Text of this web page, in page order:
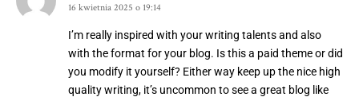
16 kwietnia 2025 o 19:14
I’m really inspired with your writing talents and also
with the format for your blog. Is this a paid theme or did
you modify it yourself? Either way keep up the nice high
quality writing, it’s uncommon to see a great blog like